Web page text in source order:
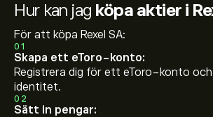
Hur kan jag köpa aktier i
För att köpa Rexel SA:
01
Skapa ett eToro-konto:
Registrera dig för ett eToro-konto
identitet.
02
Sätt in pengar: